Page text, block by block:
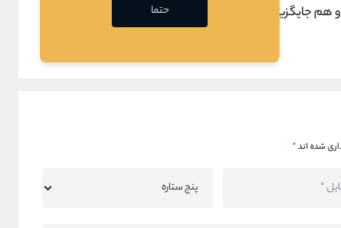
جایگزینی سازگار برای موسساتی که تحت مقررات اروپا
شده اند*
حتما